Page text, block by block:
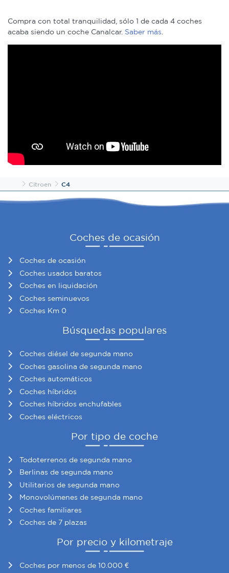
información sobre el uso que haga del sitio web con
nuestros partners de redes sociales, publicidad y análisis
Compra con total tranquilidad, sólo 1 de cada 4 coches
acaba siendo un coche Canalcar. Saber más
InicioCitroen C4
Coches de ocasión
Coches de ocasión
Coches usados baratos
Coches en liquidación
Coches seminuevos
Coches Km 0
Búsquedas populares
Coches diésel de segunda mano
Coches gasolina de segunda mano
Coches automáticos
Coches híbridos
Coches híbridos enchufables
Coches eléctricos
Por tipo de coche
Todoterrenos de segunda mano
Berlinas de segunda mano
Utilitarios de segunda mano
Monovolúmenes de segunda mano
Coches familiares
Coches de 7 plazas
Por precio y kilometraje
Coches por menos de 10.000 €